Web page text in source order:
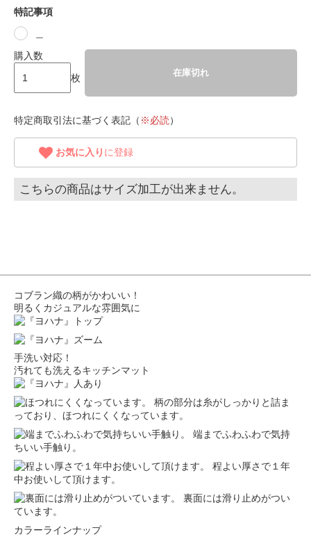
特記事項
購入数
枚
在庫切れ
特定商取引法に基づく表記（ ※必読）
お気に入り に登録
こちらの商品はサイズ加工が出来ません。
コブラン織の柄がかわいい！
明るくカジュアルな雰囲気に
手洗い対応！
汚れても洗えるキッチンマット
柄の部分は糸がしっかりと詰ま
っており、ほつれにくくなっています。
端までふわふわで気持
ちいい手触り。
程よい厚さで１年
中お使いして頂けます。
裏面には滑り止めがつい
ています。
カラーラインナップ